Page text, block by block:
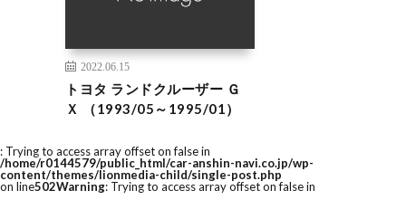
2022.06.15
トヨタ ランドクルーザー Ｇ
Ｘ （1993/05～1995/01）
: Trying to access array offset on false in
/home/r0144579/public_html/car-anshin-navi.co.jp/wp-
content/themes/lionmedia-child/single-post.php
on line502Warning: Trying to access array offset on false in